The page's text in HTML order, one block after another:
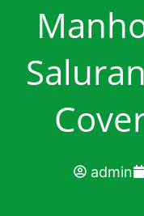
admin